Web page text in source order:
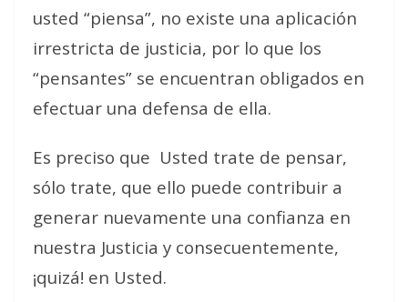
usted “piensa”, no existe una aplicación
irrestricta de justicia, por lo que los
“pensantes” se encuentran obligados en
efectuar una defensa de ella.
Es preciso que Usted trate de pensar,
sólo trate, que ello puede contribuir a
generar nuevamente una confianza en
nuestra Justicia y consecuentemente,
¡quizá! en Usted.